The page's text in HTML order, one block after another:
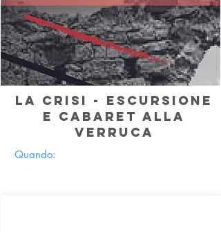
LA CRISI - ESCURSIONE
E CABARET ALLA
VERRUCA
Quando: